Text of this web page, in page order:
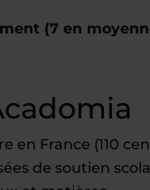
(7 en
en France (110
de soutien